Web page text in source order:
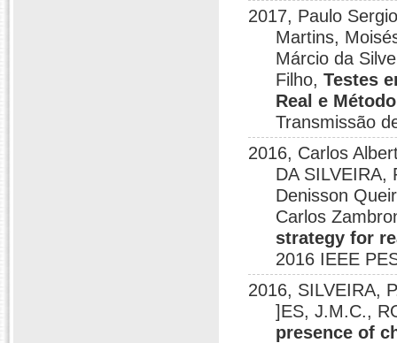
2017, Paulo
Martins,
Márcio da
Filho,Testes
Real e
Transmissão
2016, Carlos
DA SILVEIRA,
Denisson
Carlos
strategy for
2016 IEEE
2016, SILVEIRA,
]ES, J.M.C.,
presence of